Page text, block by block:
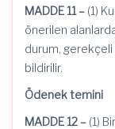
MADDE 11 – (1)
önerilen
durum, gerekçeli
bildirilir.
Ödenek temini
MADDE 12 – (1)